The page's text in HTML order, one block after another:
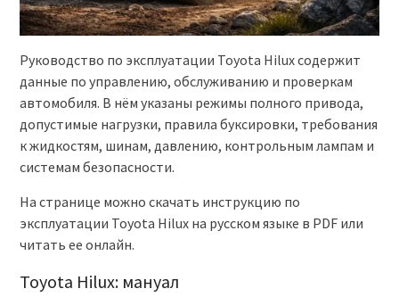
Руководство по эксплуатации Toyota Hilux содержит
данные по управлению, обслуживанию и проверкам
автомобиля. В нём указаны режимы полного привода,
допустимые нагрузки, правила буксировки, требования
к жидкостям, шинам, давлению, контрольным лампам и
системам безопасности.
На странице можно скачать инструкцию по
эксплуатации Toyota Hilux на русском языке в PDF или
читать ее онлайн.
Toyota Hilux: мануал